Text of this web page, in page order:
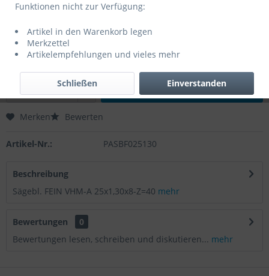
0,00 € *
Inhalt: 1 Stück
zzgl. MwSt.zzgl. Versandkosten
Warenkorb
Merken Bewerten
Artikel-Nr.: PASBF025130
Beschreibung
Sägebl. FEIN VHM-A 25x1,30x8-Z=40 mehr
Bewertungen
0
Bewertungen lesen, schreiben und diskutieren... mehr
Funktionen nicht zur Verfügung:
Artikel in den Warenkorb legen
Merkzettel
Artikelempfehlungen und vieles mehr
Einverstanden
Schließen